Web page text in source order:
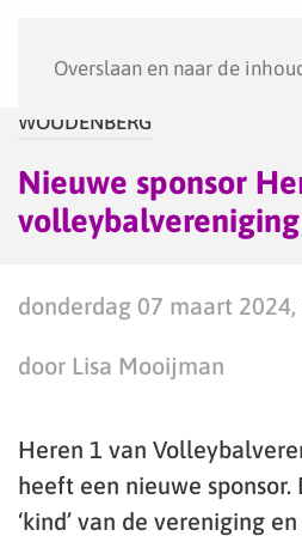
Overslaan en naar de
WOUDENBERG
Nieuwe sponsor
donderdag 07 maart 2024,
door Lisa Mooijman
Heren 1 van
heeft een nieuwe sponsor.
‘kind’ van de vereniging